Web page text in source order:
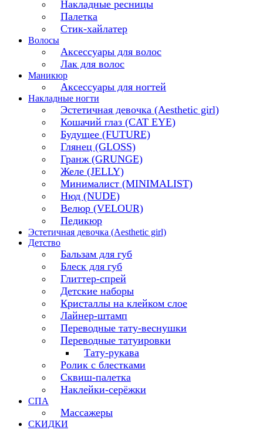
Накладные ресницы
Палетка
Стик-хайлатер
Волосы
Аксессуары для волос
Лак для волос
Маникюр
Аксессуары для ногтей
Накладные ногти
Эстетичная девочка (Aesthetic girl)
Кошачий глаз (CAT EYE)
Будущее (FUTURE)
Глянец (GLOSS)
Гранж (GRUNGE)
Желе (JELLY)
Минималист (MINIMALIST)
Нюд (NUDE)
Велюр (VELOUR)
Педикюр
Эстетичная девочка (Aesthetic girl)
Детство
Бальзам для губ
Блеск для губ
Глиттер-спрей
Детские наборы
Кристаллы на клейком слое
Лайнер-штамп
Переводные тату-веснушки
Переводные татуировки
Тату-рукава
Ролик с блестками
Сквиш-палетка
Наклейки-серёжки
СПА
Массажеры
СКИДКИ